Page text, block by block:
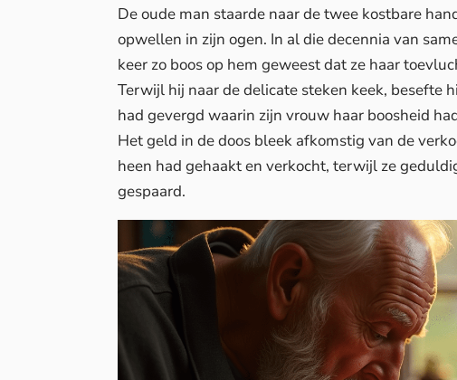
De oude man staarde naar de twee kostbare
opwellen in zijn ogen. In al die decennia van
keer zo boos op hem geweest dat ze haar
Terwijl hij naar de delicate steken keek, besefte
had gevergd waarin zijn vrouw haar boosheid
Het geld in de doos bleek afkomstig van de
heen had gehaakt en verkocht, terwijl ze
gespaard.